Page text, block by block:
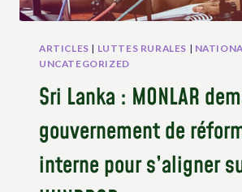
ARTICLES | LUTTES RURALES |
UNCATEGORIZED
Sri Lanka : MONLAR
gouvernement de
interne pour s’aligner